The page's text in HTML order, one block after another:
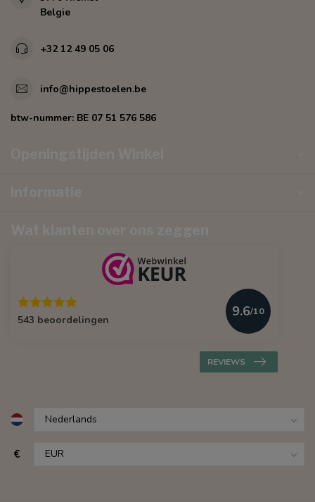
Belgie
+32 12 49 05 06
info@hippestoelen.be
btw-nummer: BE 07 51 576 586
543 beoordelingen
9.6/10
REVIEWS
€